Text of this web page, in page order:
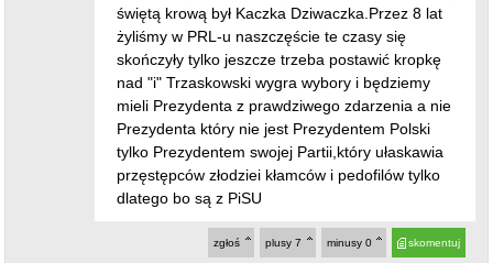
świętą krową był Kaczka Dziwaczka.Przez 8 lat
żyliśmy w PRL-u naszczęście te czasy się
skończyły tylko jeszcze trzeba postawić kropkę
nad "i" Trzaskowski wygra wybory i będziemy
mieli Prezydenta z prawdziwego zdarzenia a nie
Prezydenta który nie jest Prezydentem Polski
tylko Prezydentem swojej Partii,który ułaskawia
przęstępców złodziei kłamców i pedofilów tylko
dlatego bo są z PiSU
skomentuj
minusy 0
plusy 7
zgłoś